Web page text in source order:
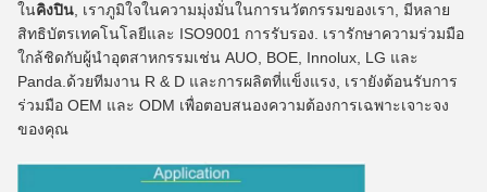
ในคิงปิน , เราภูมิใจในความมุ่งมั่นในการนวัตกรรมของเรา, มีหลาย
สิทธิบัตรเทคโนโลยีและ ISO9001 การรับรอง. เรารักษาความร่วมมือ
ใกล้ชิดกับผู้นําอุตสาหกรรมเช่น AUO, BOE, Innolux, LG และ
Panda.ด้วยทีมงาน R & D และการผลิตที่แข็งแรง, เรายังต้อนรับการ
ร่วมมือ OEM และ ODM เพื่อตอบสนองความต้องการเฉพาะเจาะจง
ของคุณ